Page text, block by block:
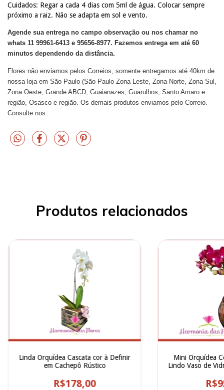
Cuidados: Regar a cada 4 dias com 5ml de água. Colocar sempre
próximo a raiz. Não se adapta em sol e vento.
Agende sua entrega no campo observação ou nos chamar no
whats 11 99961-6413 e 95656-8977. Fazemos entrega em até 60
minutos dependendo da distância.
Flores não enviamos pelos Correios, somente entregamos até 40km de
nossa loja em São Paulo (São Paulo Zona Leste, Zona Norte, Zona Sul,
Zona Oeste, Grande ABCD, Guaianazes, Guarulhos, Santo Amaro e
região, Osasco e região. Os demais produtos enviamos pelo Correio.
Consulte nos.
Produtos relacionados
Linda Orquídea Cascata cor à Definir
em Cachepô Rústico
R$178,00
Mini Orquídea
Lindo Vaso de